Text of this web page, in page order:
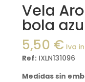
Vela
bola
5,50 € Iva
Ref:IXLN131096
Medidas sin